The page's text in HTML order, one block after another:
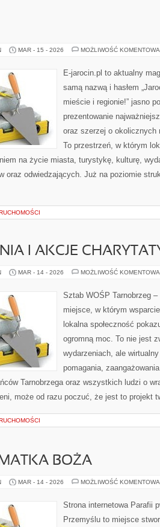
MAR - 15 - 2026 MOŻLIWOŚĆ
E-jarocin.pl to aktualny
samą nazwą i hasłem
mieście i regionie!” jasno
prezentowanie
oraz szerzej o okolicznych
To przestrzeń, w którym
na życie miasta, turystykę, kulturę,
oraz odwiedzających. Już na poziomie
I AKCJE
MAR - 14 - 2026 MOŻLIWOŚĆ
Sztab WOŚP Tarnobrzeg
miejsce, w którym
lokalna społeczność
ogromną moc. To nie jest
wydarzeniach, ale
pomagania,
Tarnobrzega oraz wszystkich ludzi o
może od razu poczuć, że jest to projekt
BOŻA
MAR - 14 - 2026 MOŻLIWOŚĆ
Strona internetowa Parafii
Przemyślu to miejsce